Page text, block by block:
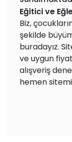
Eğitici ve
Biz,
şekilde
buradayız.
ve uygun
alışveriş
hemen